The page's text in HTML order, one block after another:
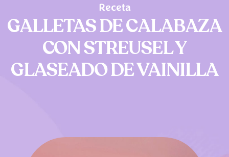
Receta
GALLETAS DE CALABAZA
CON STREUSEL Y
GLASEADO DE VAINILLA